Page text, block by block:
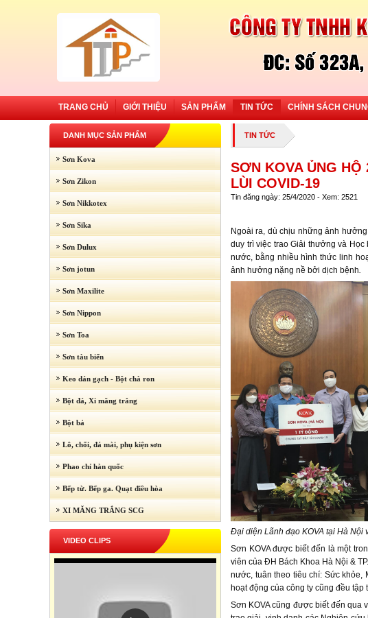
TRANG CHỦ GIỚI THIỆU SẢN PHẨM TIN TỨC CHÍNH SÁCH
DANH MỤC SẢN PHẨM
Sơn Kova
Sơn Zikon
Sơn Nikkotex
Sơn Sika
Sơn Dulux
Sơn jotun
Sơn Maxilite
Sơn Nippon
Sơn Toa
Sơn tàu biển
Keo dán gạch - Bột chà ron
Bột đá, Xi măng trắng
Bột bả
Lô, chổi, đá mài, phụ kiện sơn
Phao chỉ hàn quốc
Bếp từ. Bếp ga. Quạt điều hòa
XI MĂNG TRẮNG SCG
VIDEO CLIPS
TIN TỨC
SƠN KOVA ỦNG
LÙI COVID-19
Tin đăng ngày: 25/4/2020 - Xem: 2521
Ngoài ra, dù chịu những ảnh
duy trì việc trao Giải thưởng và Học
nước, bằng nhiều hình thức linh
ảnh hưởng nặng nề bởi dịch bệnh.
Đại diện Lãnh đạo KOVA tại Hà Nội
Sơn KOVA được biết đến là một
viên của ĐH Bách Khoa Hà Nội &
nước, tuân theo tiêu chí: Sức khỏe,
hoạt động của công ty cũng đều
Sơn KOVA cũng được biết đến qua